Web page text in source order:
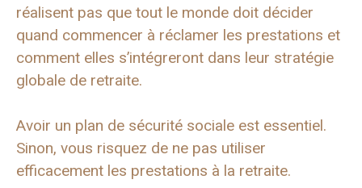
réalisent pas que tout le monde doit décider
quand commencer à réclamer les prestations et
comment elles s’intégreront dans leur stratégie
globale de retraite.
Avoir un plan de sécurité sociale est essentiel.
Sinon, vous risquez de ne pas utiliser
efficacement les prestations à la retraite.